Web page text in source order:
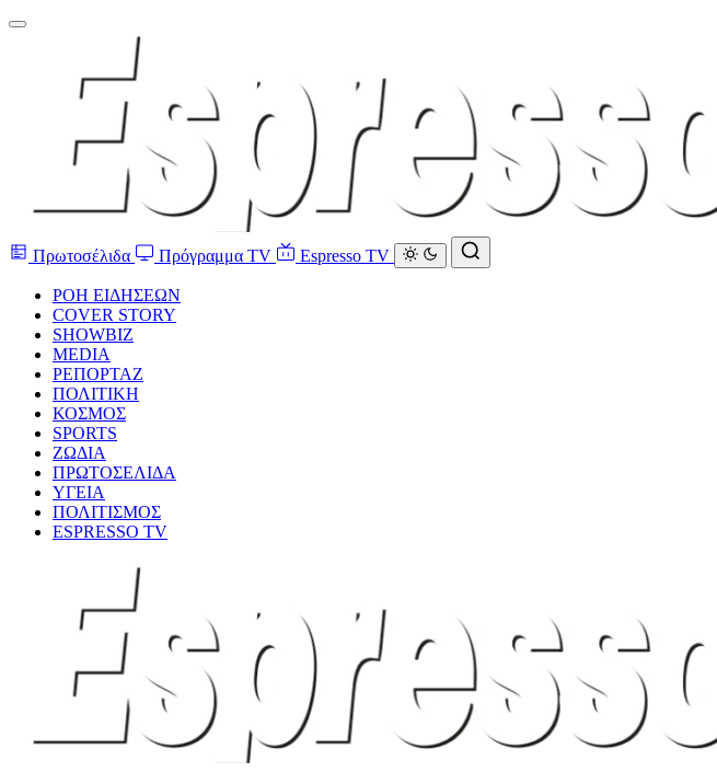
Πρωτοσέλιδα Πρόγραμμα TV Espresso TV
ΡΟΗ ΕΙΔΗΣΕΩΝ
COVER STORY
SHOWBIZ
MEDIA
ΡΕΠΟΡΤΑΖ
ΠΟΛΙΤΙΚΗ
ΚΟΣΜΟΣ
SPORTS
ΖΩΔΙΑ
ΠΡΩΤΟΣΕΛΙΔΑ
ΥΓΕΙΑ
ΠΟΛΙΤΙΣΜΟΣ
ESPRESSO TV